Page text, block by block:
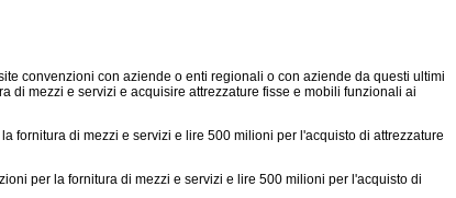
convenzioni con aziende o enti regionali o con aziende da questi ultimi
di mezzi e servizi e acquisire attrezzature fisse e mobili funzionali ai
di mezzi e servizi e lire 500 milioni per l'acquisto di attrezzature
per la fornitura di mezzi e servizi e lire 500 milioni per l'acquisto di